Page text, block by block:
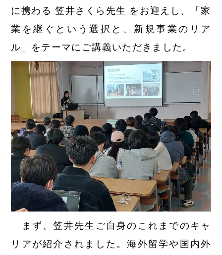
に携わる 笠井さくら先生 をお迎えし、「家
業を継ぐという選択と、新規事業のリア
ル」をテーマにご講義いただきました。
まず、笠井先生ご自身のこれまでのキャ
リアが紹介されました。海外留学や国内外